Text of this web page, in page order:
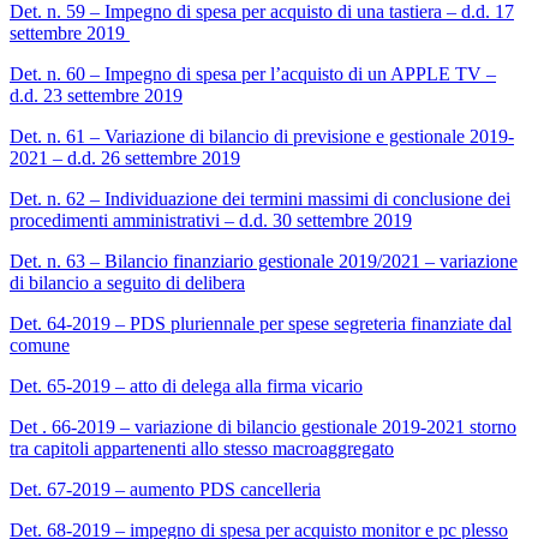
Det. n. 59 – Impegno di spesa per acquisto di una tastiera – d.d. 17
settembre 2019
Det. n. 60 – Impegno di spesa per l’acquisto di un APPLE TV –
d.d. 23 settembre 2019
Det. n. 61 – Variazione di bilancio di previsione e gestionale 2019-
2021 – d.d. 26 settembre 2019
Det. n. 62 – Individuazione dei termini massimi di conclusione dei
procedimenti amministrativi – d.d. 30 settembre 2019
Det. n. 63 – Bilancio finanziario gestionale 2019/2021 – variazione
di bilancio a seguito di delibera
Det. 64-2019 – PDS pluriennale per spese segreteria finanziate dal
comune
Det. 65-2019 – atto di delega alla firma vicario
Det . 66-2019 – variazione di bilancio gestionale 2019-2021 storno
tra capitoli appartenenti allo stesso macroaggregato
Det. 67-2019 – aumento PDS cancelleria
Det. 68-2019 – impegno di spesa per acquisto monitor e pc plesso